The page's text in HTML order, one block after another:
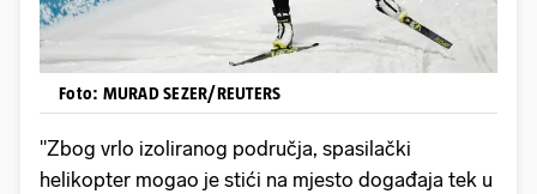
Foto: MURAD SEZER/REUTERS
"Zbog vrlo izoliranog područja, spasilački
helikopter mogao je stići na mjesto događaja tek u